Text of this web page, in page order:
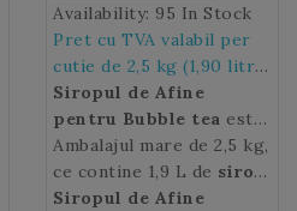
Availability: 95 In Stock
Pret cu TVA valabil per
cutie de 2,5 kg (1,90 litri
de sirop)
Siropul de Afine
pentru Bubble tea este
produs din suc natural,
ceea ce il face
delicios! Baza unui
Ambalajul mare de 2,5 kg,
ce contine 1,9 L de sirop
de Afine, este ideal
Siropul de Afine